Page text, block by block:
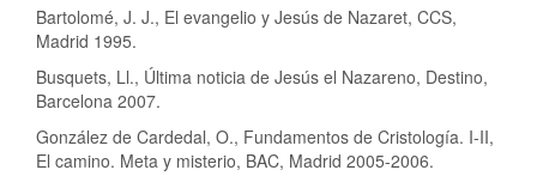
Bartolomé, J. J., El evangelio y Jesús de Nazaret, CCS,
Madrid 1995.
Busquets, Ll., Última noticia de Jesús el Nazareno, Destino,
Barcelona 2007.
González de Cardedal, O., Fundamentos de Cristología. I-II,
El camino. Meta y misterio, BAC, Madrid 2005-2006.